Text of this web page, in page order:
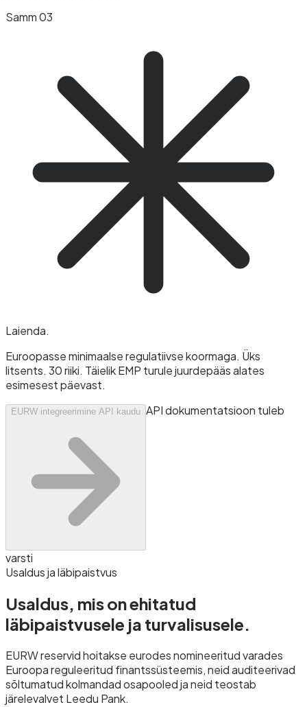
Samm 03
Laienda.
Euroopasse minimaalse regulatiivse koormaga. Üks
litsents. 30 riiki. Täielik EMP turule juurdepääs alates
esimesest päevast.
EURW integreerimine API kaudu API dokumentatsioon tuleb
varsti
Usaldus ja läbipaistvus
Usaldus, mis on ehitatud
läbipaistvusele ja turvalisusele.
EURW reservid hoitakse eurodes nomineeritud varades
Euroopa reguleeritud finantssüsteemis, neid auditeerivad
sõltumatud kolmandad osapooled ja neid teostab
järelevalvet Leedu Pank.